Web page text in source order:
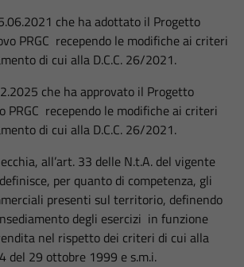
che ha adottato il Progetto
PRGC recependo le modifiche ai criteri
di cui alla D.C.C. 26/2021.
che ha approvato il Progetto
PRGC recependo le modifiche ai criteri
di cui alla D.C.C. 26/2021.
all’art. 33 delle N.t.A. del vigente
per quanto di competenza, gli
presenti sul territorio, definendo
degli esercizi in funzione
nel rispetto dei criteri di cui alla
del 29 ottobre 1999 e s.m.i.